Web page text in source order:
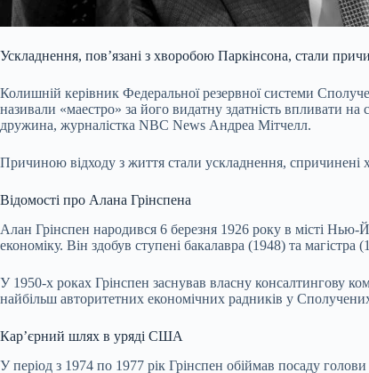
Ускладнення, пов’язані з хворобою Паркінсона, стали
Колишній керівник Федеральної резервної системи
називали «маестро» за його видатну здатність впливати
дружина, журналістка NBC News Андреа Мітчелл.
Причиною відходу з життя стали ускладнення, спричинені
Відомості про Алана Грінспена
Алан Грінспен народився 6 березня 1926 року в місті Нью-
економіку. Він здобув ступені бакалавра (1948) та
У 1950-х роках Грінспен заснував власну консалтингову
найбільш авторитетних економічних радників у
Кар’єрний шлях в уряді США
У період з 1974 по 1977 рік Грінспен обіймав посаду